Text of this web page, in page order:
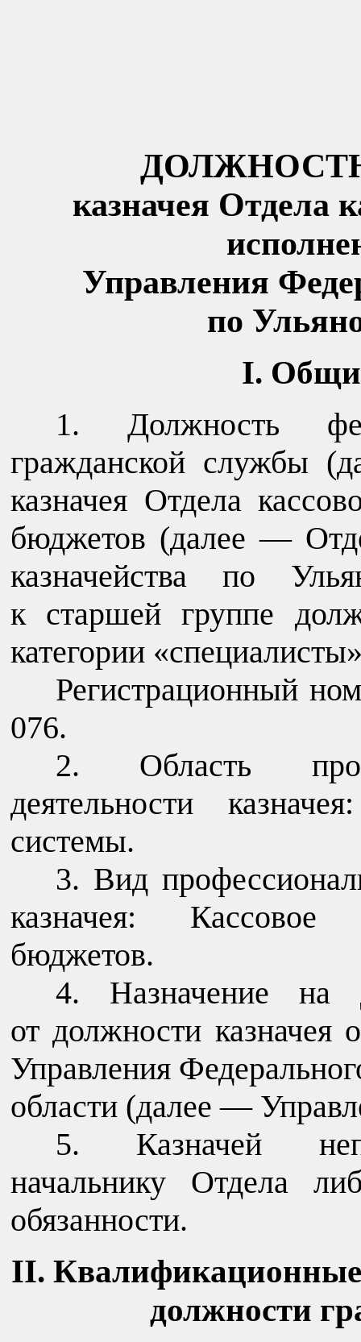
казначея Отдела
Управления
по
I.
1. Должность
гражданской службы
казначея Отдела
бюджетов (далее —
казначейства по
к старшей группе
категории
Регистрационный
076.
2. Область
деятельности
системы.
3. Вид
казначея: Кассовое
бюджетов.
4. Назначение на
от должности казначея
Управления
области (далее —
5. Казначей
начальнику Отдела
обязанности.
II. Квалификационные
должности